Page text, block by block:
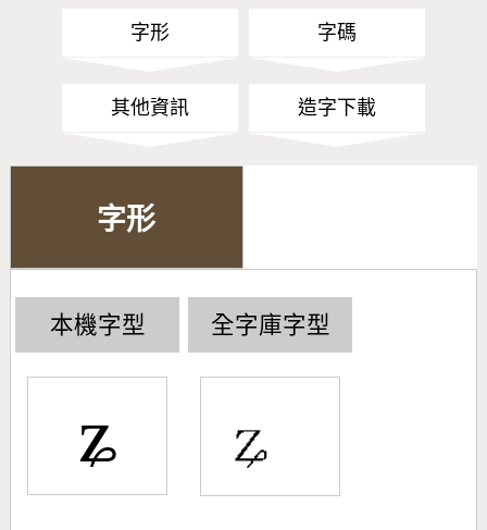
字形 字碼
其他資訊 造字下載
字形
本機字型
ʑ
全字庫字型